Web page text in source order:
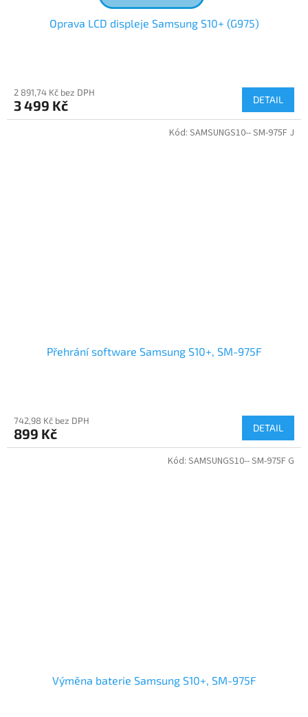
Oprava LCD displeje Samsung S10+ (G975)
2 891,74 Kč bez DPH
3 499 Kč DETAIL
Přehrání software Samsung S10+, SM-975F
742,98 Kč bez DPH
899 Kč DETAIL
Kód: SAMSUNGS10-- SM-975F J
Výměna baterie Samsung S10+, SM-975F
Kód: SAMSUNGS10-- SM-975F G